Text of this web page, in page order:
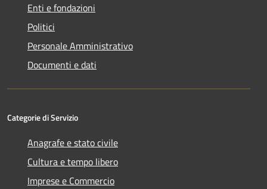
Enti e fondazioni
Politici
Personale Amministrativo
Documenti e dati
Categorie di Servizio
Anagrafe e stato civile
Cultura e tempo libero
Imprese e Commercio